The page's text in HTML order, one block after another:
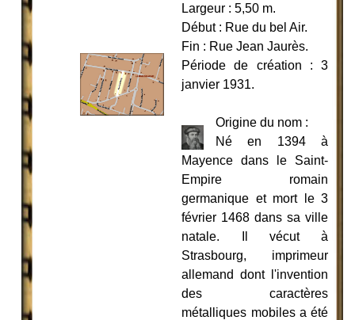
Largeur : 5,50 m.
Début : Rue du bel Air.
Fin : Rue Jean Jaurès.
Période de création : 3
janvier 1931.
Origine du nom :
Né en 1394 à
Mayence dans le Saint-
Empire romain
germanique et mort le 3
février 1468 dans sa ville
natale. Il vécut à
Strasbourg, imprimeur
allemand dont l'invention
des caractères
métalliques mobiles a été